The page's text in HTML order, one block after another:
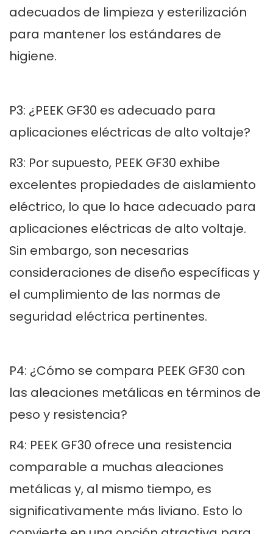
adecuados de limpieza y esterilización
para mantener los estándares de
higiene.
P3: ¿PEEK GF30 es adecuado para
aplicaciones eléctricas de alto voltaje?
R3: Por supuesto, PEEK GF30 exhibe
excelentes propiedades de aislamiento
eléctrico, lo que lo hace adecuado para
aplicaciones eléctricas de alto voltaje.
Sin embargo, son necesarias
consideraciones de diseño específicas y
el cumplimiento de las normas de
seguridad eléctrica pertinentes.
P4: ¿Cómo se compara PEEK GF30 con
las aleaciones metálicas en términos de
peso y resistencia?
R4: PEEK GF30 ofrece una resistencia
comparable a muchas aleaciones
metálicas y, al mismo tiempo, es
significativamente más liviano. Esto lo